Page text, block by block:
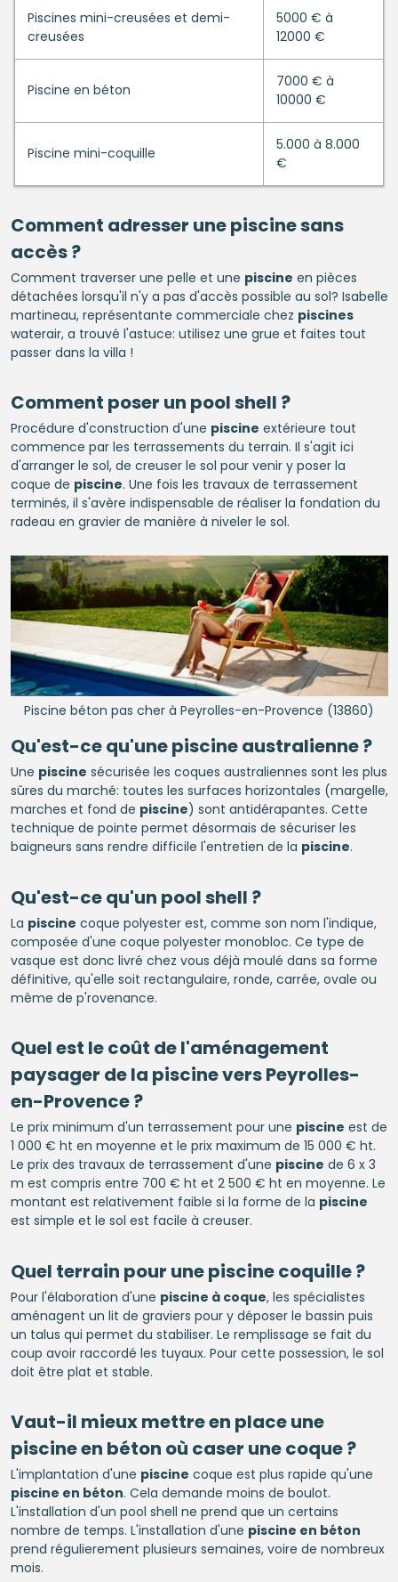
Piscines mini-creusées et demi-
creusées
5000 € à
12000 €
Piscine en béton
7000 € à
10000 €
Piscine mini-coquille
5.000 à 8.000
€
Comment adresser unepiscinesans
accès ?
Comment traverser une pelle et une piscine en pièces
détachées lorsqu'il n'y a pas d'accès possible au sol? Isabelle
martineau, représentante commerciale chez piscines
waterair, a trouvé l'astuce: utilisez une grue et faites tout
passer dans la villa !
Comment poser un pool shell ?
Procédure d'construction d'une piscine extérieure tout
commence par les terrassements du terrain. Il s'agit ici
d'arranger le sol, de creuser le sol pour venir y poser la
coque de piscine. Une fois les travaux de terrassement
terminés, il s'avère indispensable de réaliser la fondation du
radeau en gravier de manière à niveler le sol.
Piscine béton pas cher à Peyrolles-en-Provence (13860)
Qu'est-ce qu'unepiscineaustralienne ?
Une piscine sécurisée les coques australiennes sont les plus
sûres du marché: toutes les surfaces horizontales (margelle,
marches et fond de piscine) sont antidérapantes. Cette
technique de pointe permet désormais de sécuriser les
baigneurs sans rendre difficile l'entretien de la piscine.
Qu'est-ce qu'un pool shell ?
La piscine coque polyester est, comme son nom l'indique,
composée d'une coque polyester monobloc. Ce type de
vasque est donc livré chez vous déjà moulé dans sa forme
définitive, qu'elle soit rectangulaire, ronde, carrée, ovale ou
même de p'rovenance.
Quel est le coût de l'aménagement
paysager de la piscinevers Peyrolles-
en-Provence ?
Le prix minimum d'un terrassement pour une piscine est de
1 000 € ht en moyenne et le prix maximum de 15 000 € ht.
Le prix des travaux de terrassement d'une piscine de 6 x 3
m est compris entre 700 € ht et 2 500 € ht en moyenne. Le
montant est relativement faible si la forme de la piscine
est simple et le sol est facile à creuser.
Quel terrain pour unepiscinecoquille ?
Pour l'élaboration d'une piscine à coque, les spécialistes
aménagent un lit de graviers pour y déposer le bassin puis
un talus qui permet du stabiliser. Le remplissage se fait du
coup avoir raccordé les tuyaux. Pour cette possession, le sol
doit être plat et stable.
Vaut-il mieux mettre en place une
piscine en béton où caser une coque ?
L'implantation d'une piscine coque est plus rapide qu'une
piscine en béton. Cela demande moins de boulot.
L'installation d'un pool shell ne prend que un certains
nombre de temps. L'installation d'une piscine en béton
prend régulierement plusieurs semaines, voire de nombreux
mois.